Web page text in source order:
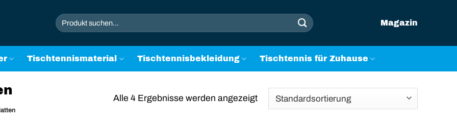
Suchen
nach:
Magazin
Tischtennismaterial Tischtennisbekleidung Tischtennis für Zuhause
Alle 4 Ergebnisse werden angezeigt